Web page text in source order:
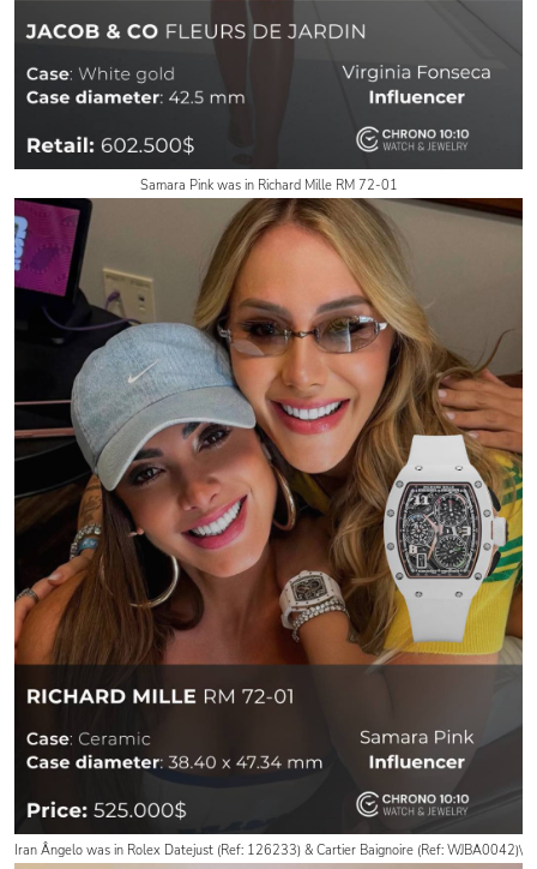
Samara Pink was in Richard Mille RM 72-01
Iran Ângelo was in Rolex Datejust (Ref: 126233) & Cartier Baignoire (Ref: WJBA0042)\